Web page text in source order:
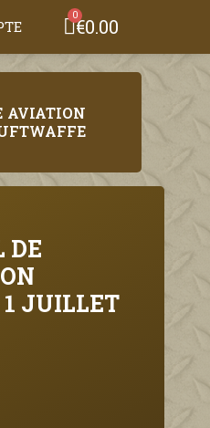
€0.00
AVIATION
DE
1 JUILLET